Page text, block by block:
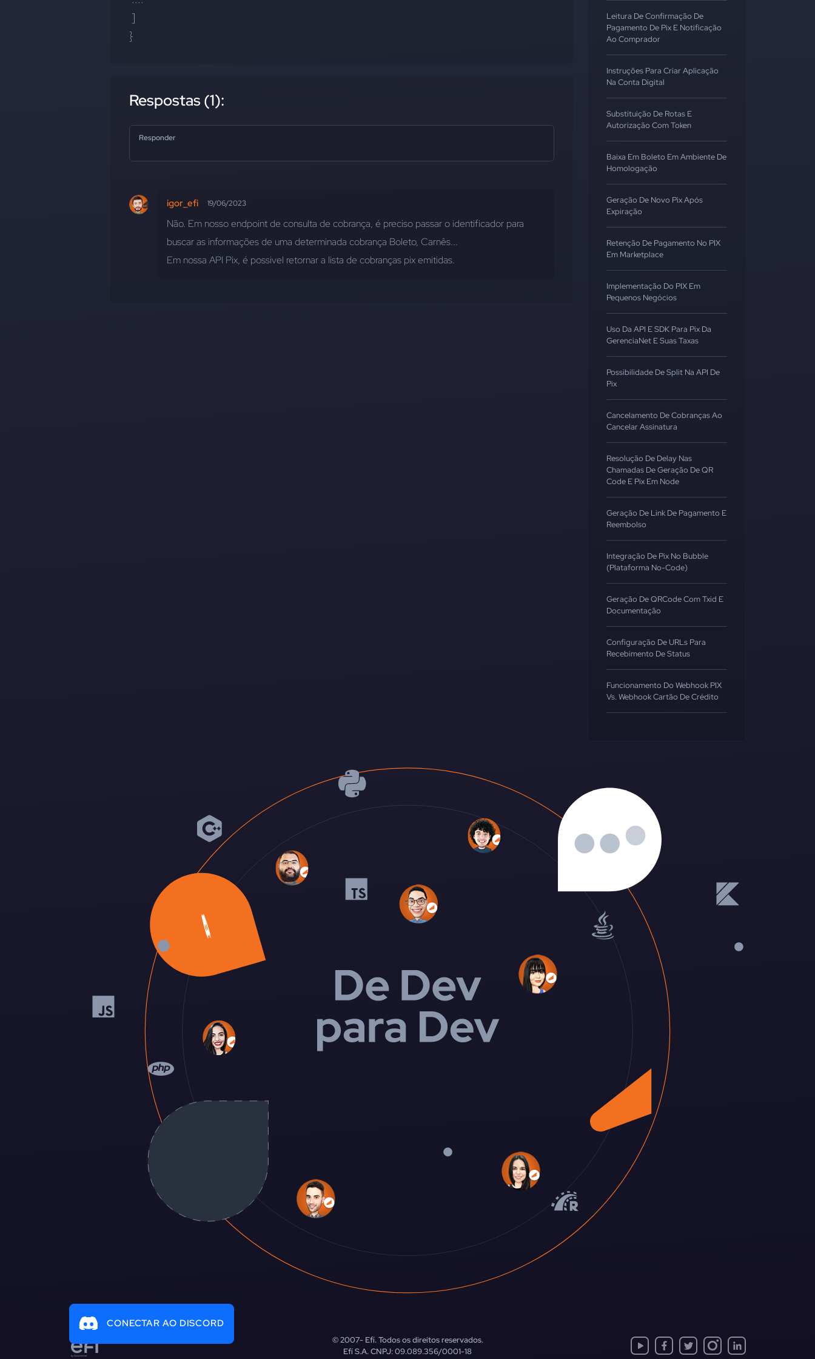
]
}
Respostas (1):
Responder
igor_efi 19/06/2023
Não. Em nosso endpoint de consulta de cobrança, é preciso passar o identificador para
buscar as informações de uma determinada cobrança Boleto, Carnês...
Em nossa API Pix, é possivel retornar a lista de cobranças pix emitidas.
Leitura De Confirmação De
Pagamento De Pix E Notificação
Ao Comprador
Instruções Para Criar Aplicação
Na Conta Digital
Substituição De Rotas E
Autorização Com Token
Baixa Em Boleto Em Ambiente De
Homologação
Geração De Novo Pix Após
Expiração
Retenção De Pagamento No PIX
Em Marketplace
Implementação Do PIX Em
Pequenos Negócios
Uso Da API E SDK Para Pix Da
GerenciaNet E Suas Taxas
Possibilidade De Split Na API De
Pix
Cancelamento De Cobranças Ao
Cancelar Assinatura
Resolução De Delay Nas
Chamadas De Geração De QR
Code E Pix Em Node
Geração De Link De Pagamento E
Reembolso
Integração De Pix No Bubble
(Plataforma No-Code)
Geração De QRCode Com Txid E
Documentação
Configuração De URLs Para
Recebimento De Status
Funcionamento Do Webhook PIX
Vs. Webhook Cartão De Crédito
CONECTAR AO DISCORD
© 2007-Efí. Todos os direitos reservados.
Efí S.A. CNPJ: 09.089.356/0001-18